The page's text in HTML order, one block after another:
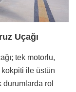
Uçağı
tek motorlu,
ile üstün
rol